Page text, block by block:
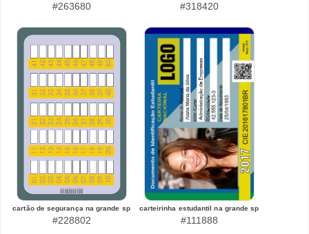
#263680 #318420
cartão de segurança na grande sp
#228802
carteirinha estudantil na grande sp
#111888